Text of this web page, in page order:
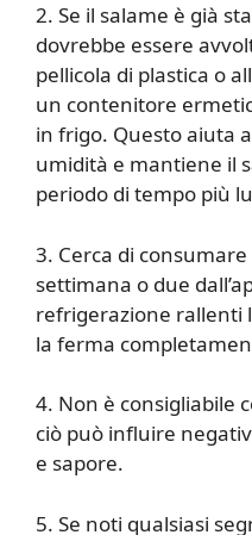
2. Se il salame è già
dovrebbe essere
pellicola di plastica o
un contenitore
in frigo. Questo aiuta
umidità e mantiene il
periodo di tempo più
3. Cerca di
settimana o due
refrigerazione rallenti
la ferma
4. Non è consigliabile
ciò può influire
e sapore.
5. Se noti qualsiasi